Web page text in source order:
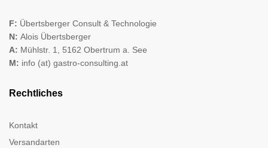
F: Übertsberger Consult & Technologie
N: Alois Übertsberger
A: Mühlstr. 1, 5162 Obertrum a. See
M: info (at) gastro-consulting.at
Rechtliches
Kontakt
Versandarten